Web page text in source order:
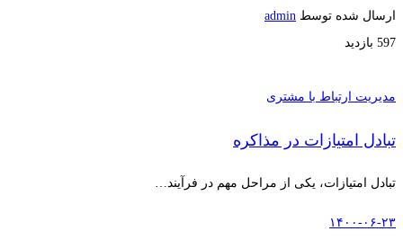
ارسال شده توسط admin
597 بازدید
مدیریت ارتباط با مشتری
تبادل امتیازات در مذاکره
تبادل امتیازات، یکی از مراحل مهم در فرآیند…
۱۴۰۰-۰۶-۲۳